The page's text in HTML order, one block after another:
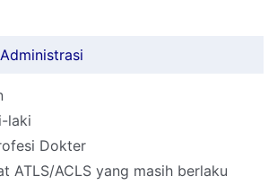
laki
Dokter
ATLS/ACLS yang masih berlaku